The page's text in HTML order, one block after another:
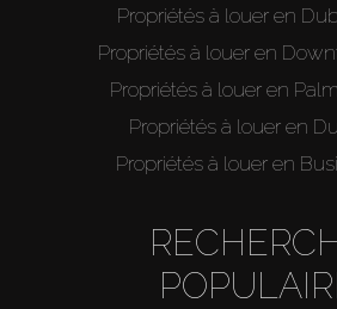
Propriétés à louer en
Propriétés à louer en
Propriétés à louer en
Propriétés à louer en
Propriétés à louer en